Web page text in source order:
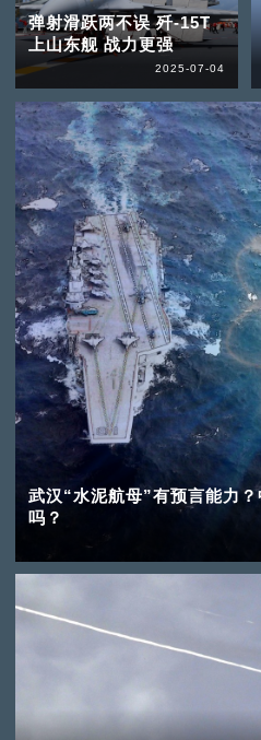
弹射滑跃两不误 歼-15T
上山东舰 战力更强
2025-07-04
武汉“水泥航母”有预言能力
吗？